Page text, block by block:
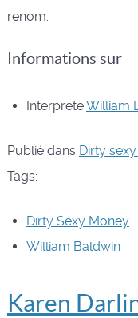
renom.
Informations sur
InterprèteWilliam
Publié dans Dirty
Tags:
Dirty Sexy Money
William Baldwin
Karen